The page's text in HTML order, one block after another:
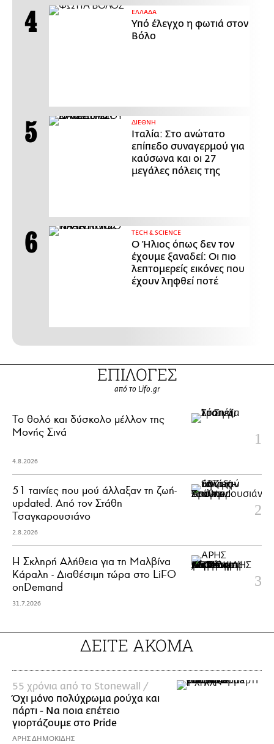
ΕΛΛΑΔΑ
Υπό έλεγχο η φωτιά στον
Βόλο
ΔΙΕΘΝΗ
Ιταλία: Στο ανώτατο
επίπεδο συναγερμού για
καύσωνα και οι 27
μεγάλες πόλεις της
ΤECH & SCIENCE
Ο Ήλιος όπως δεν τον
έχουμε ξαναδεί: Οι πιο
λεπτομερείς εικόνες που
έχουν ληφθεί ποτέ
ΕΠΙΛΟΓΕΣ
από το Lifo.gr
Το θολό και δύσκολο μέλλον της
Μονής Σινά
4.8.2026
51 ταινίες που μού άλλαξαν τη ζωή-
updated. Aπό τον Στάθη
Τσαγκαρουσιάνο
2.8.2026
Η Σκληρή Αλήθεια για τη Μαλβίνα
Κάραλη - Διαθέσιμη τώρα στo LiFO
onDemand
31.7.2026
ΔΕΙΤΕ ΑΚΟΜΑ
55 χρόνια από το Stonewall /
Όχι μόνο πολύχρωμα ρούχα και
πάρτι - Να ποια επέτειο
γιορτάζουμε στο Pride
ΑΡΗΣ ΔΗΜΟΚΙΔΗΣ